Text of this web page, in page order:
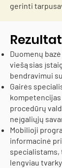
gerinti
Duomenų
viešąsias
bendravimui
Gairės
procedūrų
neįgaliųjų
Mobilioji
informacinė
specialistams,
lengviau